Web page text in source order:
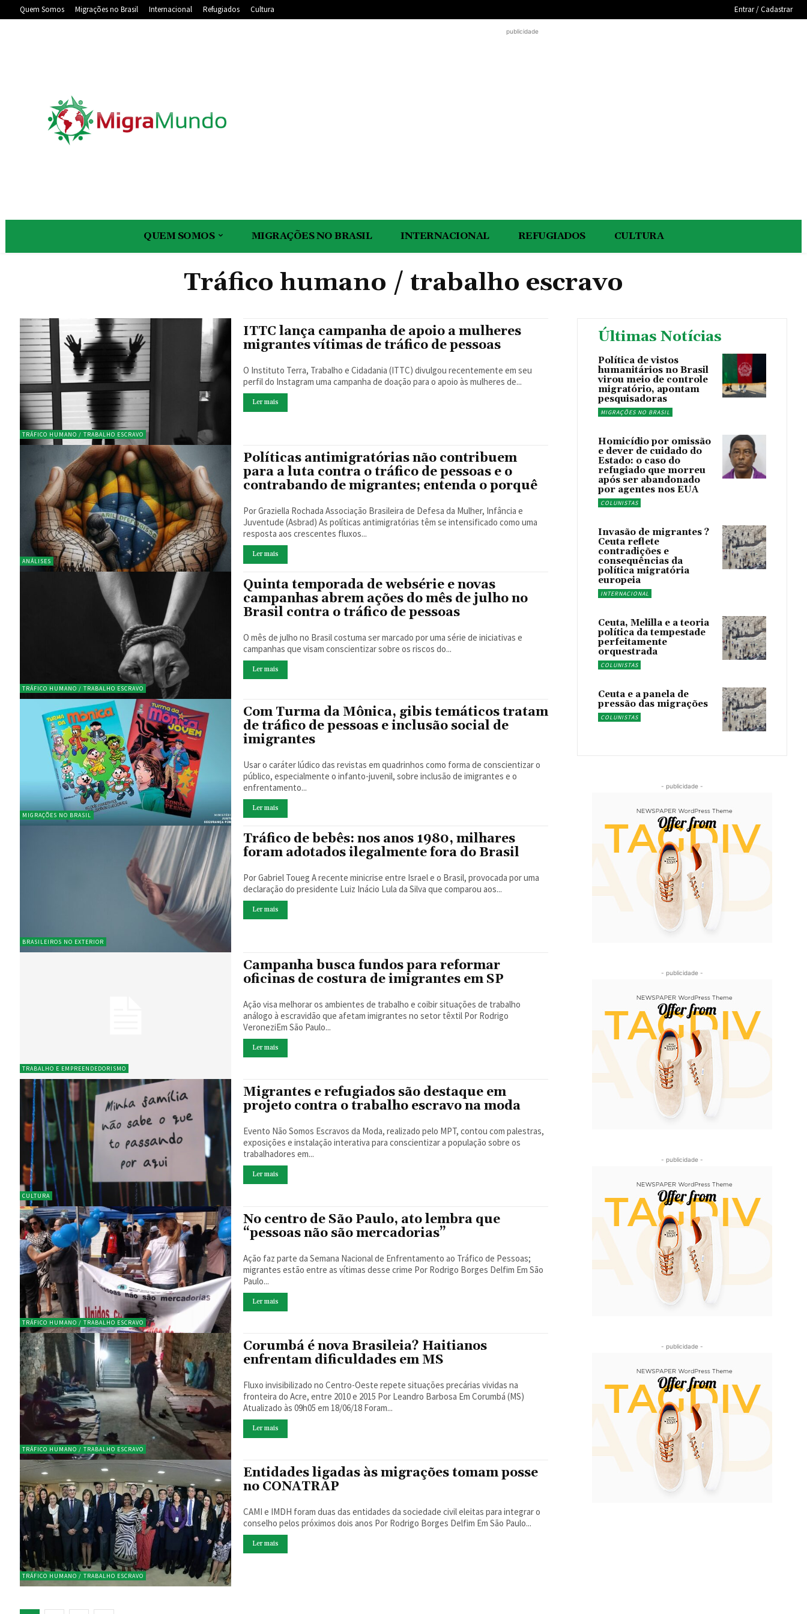
Quem Somos Migrações no Brasil Internacional Refugiados Cultura Entrar / Cadastrar
publicidade
QUEM SOMOS MIGRAÇÕES NO BRASIL INTERNACIONAL REFUGIADOS CULTURA
Tráfico humano / trabalho escravo
TRÁFICO HUMANO / TRABALHO ESCRAVO
ITTC lança campanha de apoio a mulheres
migrantes vítimas de tráfico de pessoas
O Instituto Terra, Trabalho e Cidadania (ITTC) divulgou recentemente em seu
perfil do Instagram uma campanha de doação para o apoio às mulheres de...
Ler mais
ANÁLISES
Políticas antimigratórias não contribuem
para a luta contra o tráfico de pessoas e o
contrabando de migrantes; entenda o porquê
Por Graziella Rochada Associação Brasileira de Defesa da Mulher, Infância e
Juventude (Asbrad) As políticas antimigratórias têm se intensificado como uma
resposta aos crescentes fluxos...
Ler mais
TRÁFICO HUMANO / TRABALHO ESCRAVO
Quinta temporada de websérie e novas
campanhas abrem ações do mês de julho no
Brasil contra o tráfico de pessoas
O mês de julho no Brasil costuma ser marcado por uma série de iniciativas e
campanhas que visam conscientizar sobre os riscos do...
Ler mais
MIGRAÇÕES NO BRASIL
Com Turma da Mônica, gibis temáticos tratam
de tráfico de pessoas e inclusão social de
imigrantes
Usar o caráter lúdico das revistas em quadrinhos como forma de conscientizar o
público, especialmente o infanto-juvenil, sobre inclusão de imigrantes e o
enfrentamento...
Ler mais
BRASILEIROS NO EXTERIOR
Tráfico de bebês: nos anos 1980, milhares
foram adotados ilegalmente fora do Brasil
Por Gabriel Toueg A recente minicrise entre Israel e o Brasil, provocada por uma
declaração do presidente Luiz Inácio Lula da Silva que comparou aos...
Ler mais
TRABALHO E EMPREENDEDORISMO
Campanha busca fundos para reformar
oficinas de costura de imigrantes em SP
Ação visa melhorar os ambientes de trabalho e coibir situações de trabalho
análogo à escravidão que afetam imigrantes no setor têxtil Por Rodrigo
VeroneziEm São Paulo...
Ler mais
CULTURA
Migrantes e refugiados são destaque em
projeto contra o trabalho escravo na moda
Evento Não Somos Escravos da Moda, realizado pelo MPT, contou com palestras,
exposições e instalação interativa para conscientizar a população sobre os
trabalhadores em...
Ler mais
TRÁFICO HUMANO / TRABALHO ESCRAVO
No centro de São Paulo, ato lembra que
“pessoas não são mercadorias”
Ação faz parte da Semana Nacional de Enfrentamento ao Tráfico de Pessoas;
migrantes estão entre as vítimas desse crime Por Rodrigo Borges Delfim Em São
Paulo...
Ler mais
TRÁFICO HUMANO / TRABALHO ESCRAVO
Corumbá é nova Brasileia? Haitianos
enfrentam dificuldades em MS
Fluxo invisibilizado no Centro-Oeste repete situações precárias vividas na
fronteira do Acre, entre 2010 e 2015 Por Leandro Barbosa Em Corumbá (MS)
Atualizado às 09h05 em 18/06/18 Foram...
Ler mais
TRÁFICO HUMANO / TRABALHO ESCRAVO
Entidades ligadas às migrações tomam posse
no CONATRAP
CAMI e IMDH foram duas das entidades da sociedade civil eleitas para integrar o
conselho pelos próximos dois anos Por Rodrigo Borges Delfim Em São Paulo...
Ler mais
Últimas Notícias
Política de vistos
humanitários no Brasil
virou meio de controle
migratório, apontam
pesquisadoras
MIGRAÇÕES NO BRASIL
Homicídio por omissão
e dever de cuidado do
Estado: o caso do
refugiado que morreu
após ser abandonado
por agentes nos EUA
COLUNISTAS
Invasão de migrantes ?
Ceuta reflete
contradições e
consequências da
política migratória
europeia
INTERNACIONAL
Ceuta, Melilla e a teoria
política da tempestade
perfeitamente
orquestrada
COLUNISTAS
Ceuta e a panela de
pressão das migrações
COLUNISTAS
- publicidade -
- publicidade -
- publicidade -
- publicidade -